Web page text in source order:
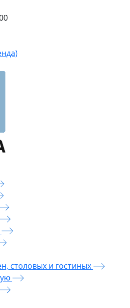
столовых и гостиных